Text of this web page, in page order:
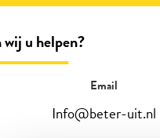
wij u helpen?
Email
Info@beter-uit.nl